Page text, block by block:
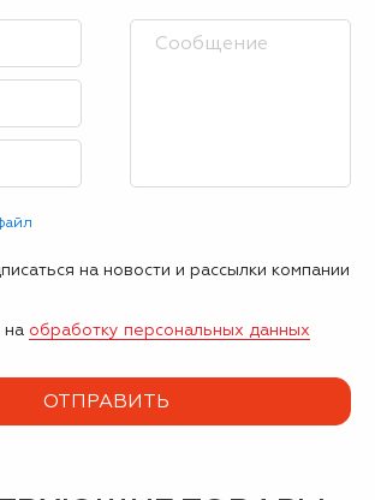
на новости и рассылки компании
на обработку персональных данных